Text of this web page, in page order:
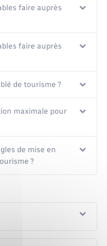
faire auprès
faire auprès
de tourisme ?
maximale pour
de mise en
?